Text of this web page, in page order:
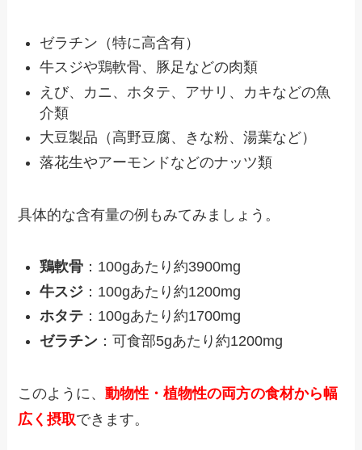
ゼラチン（特に高含有）
牛スジや鶏軟骨、豚足などの肉類
えび、カニ、ホタテ、アサリ、カキなどの魚
介類
大豆製品（高野豆腐、きな粉、湯葉など）
落花生やアーモンドなどのナッツ類
具体的な含有量の例もみてみましょう。
鶏軟骨 ：100gあたり約3900mg
牛スジ ：100gあたり約1200mg
ホタテ ：100gあたり約1700mg
ゼラチン ：可食部5gあたり約1200mg
このように、動物性・植物性の両方の食材から幅
広く摂取できます。